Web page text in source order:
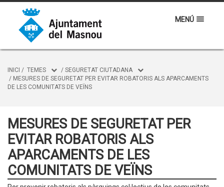
MENÚ
INICI / TEMES / SEGURETAT CIUTADANA
/ MESURES DE SEGURETAT PER EVITAR ROBATORIS ALS APARCAMENTS
DE LES COMUNITATS DE VEÏNS
MESURES DE SEGURETAT PER
EVITAR ROBATORIS ALS
APARCAMENTS DE LES
COMUNITATS DE VEÏNS